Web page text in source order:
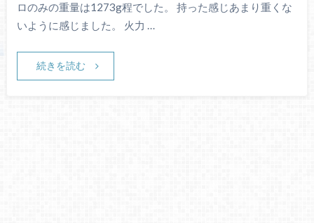
ロのみの重量は1273g程でした。 持った感じあまり重くな
いように感じました。 火力 …
続きを読む